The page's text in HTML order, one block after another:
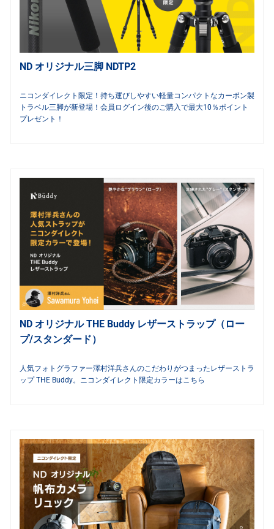
ND オリジナル三脚 NDTP2
ニコンダイレクト限定！持ち運びしやすい軽量コンパクトなカーボン製
トラベル三脚が新登場！会員ログイン後のご購入で最大10％ポイント
プレゼント！
ND オリジナル THE Buddy レザーストラップ（ロー
プ/スタンダード）
人気フォトグラファー澤村洋兵さんのこだわりがつまったレザーストラ
ップ THE Buddy。ニコンダイレクト限定カラーはこちら